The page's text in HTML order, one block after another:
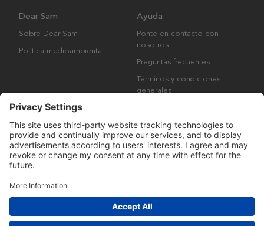
Dear Sam
Sobre Dear Sam
Política medioambiental
Ayuda
Ponte en contacto con
nosotros
Preguntas frecuentes
Términos y condiciones
generales
Derechos de autor © Many Brands AB 2023. Todos los derechos